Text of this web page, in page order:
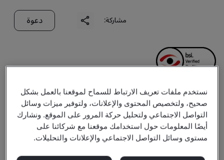
مشاركة: دعوة
Jiangsu Rugao High
Voltage Electric
نستخدم ملفات تعريف الارتباط للسماح لموقعنا بالعمل بشكل
صحيح، ولتخصيص المحتوى والإعلانات، ولتوفير ميزات وسائل
التواصل الاجتماعي ولتحليل حركة المرور على الموقع. ونشارك
أيضًا المعلومات حول استخدامك موقعنا مع شركائنا على
مستوى وسائل التواصل الاجتماعي والإعلانات والتحليلات.